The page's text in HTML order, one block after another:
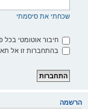
שכחתי את סיסמתי
חיבור אוטומטי
בהתחברות זו אל
הרשמה